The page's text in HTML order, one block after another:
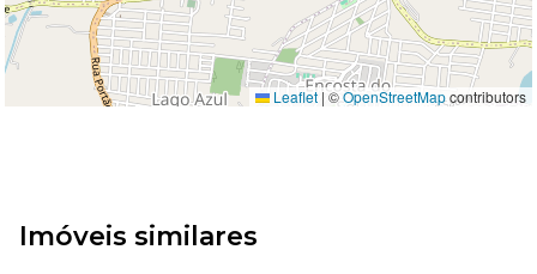
Leaflet |©OpenStreetMapcontributors
Imóveis similares